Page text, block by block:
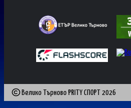
Велико Търново PRITY СПОРТ 2026